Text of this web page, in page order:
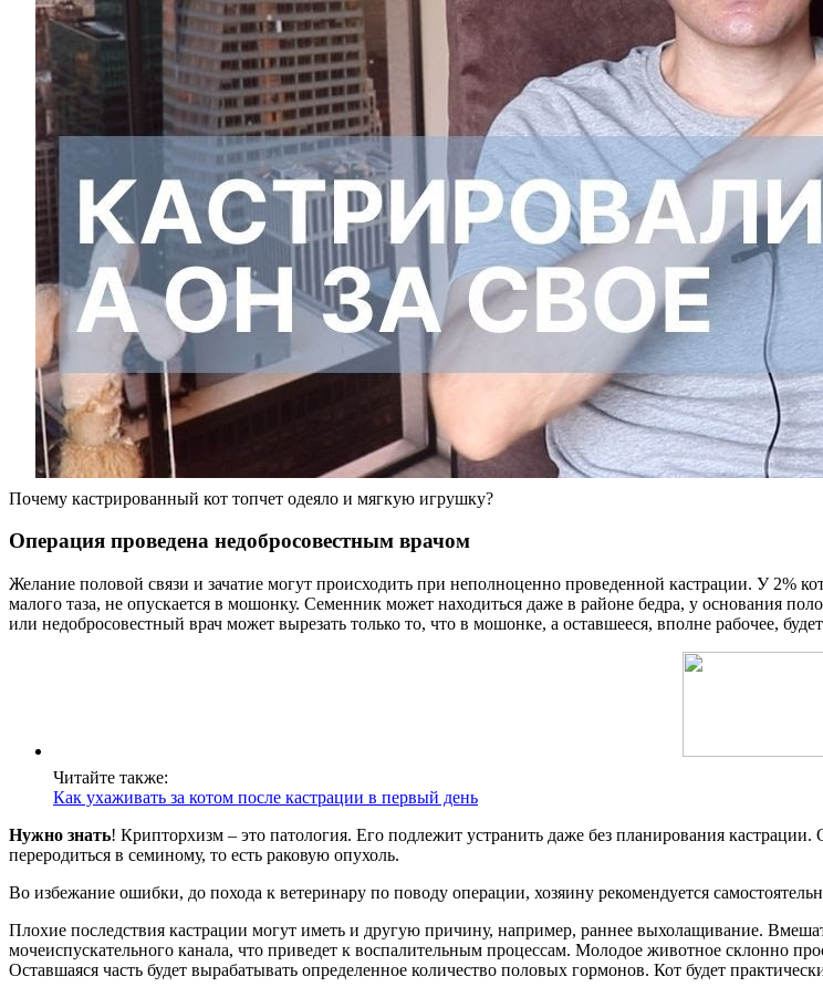
Почему кастрированный кот топчет одеяло и мягкую игрушку?
Операция проведена недобросовестным врачом
Желание половой связи и зачатие могут происходить при неполноценно проведенной кастрации. У 2%
малого таза, не опускается в мошонку. Семенник может находиться даже в районе бедра, у основания
или недобросовестный врач может вырезать только то, что в мошонке, а оставшееся, вполне рабочее,
Читайте также:
Как ухаживать за котом после кастрации в первый день
Нужно знать! Крипторхизм – это патология. Его подлежит устранить даже без планирования
переродиться в семиному, то есть раковую опухоль.
Во избежание ошибки, до похода к ветеринару по поводу операции, хозяину рекомендуется
Плохие последствия кастрации могут иметь и другую причину, например, раннее выхолащивание.
мочеиспускательного канала, что приведет к воспалительным процессам. Молодое животное склонно
Оставшаяся часть будет вырабатывать определенное количество половых гормонов. Кот будет